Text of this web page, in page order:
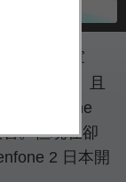
施崇棠領軍
RAM、且
品 Zenfone
。但現在卻
2 日本開